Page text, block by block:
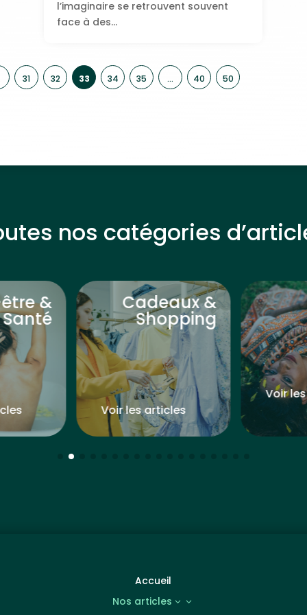
l’imaginaire se retrouvent souvent
face à des...
31 32 33 34 35 … 40 50
nos catégories
&
Santé
Cadeaux &
Shopping
Voir les articles
Voir
Accueil
Nos articles
3